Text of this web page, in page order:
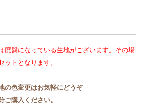
廃盤になっている生地がございます。その場
ットとなります。
の色変更はお気軽にどうぞ
ご購入ください。